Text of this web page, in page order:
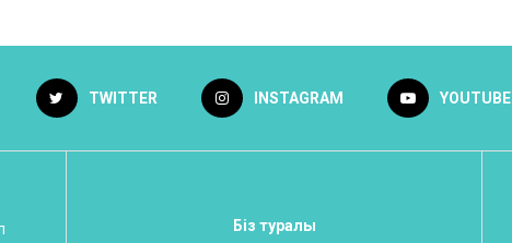
TWITTER INSTAGRAM YOUTUBE
Біз туралы